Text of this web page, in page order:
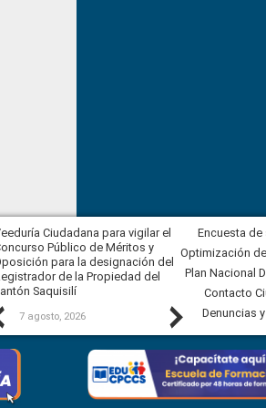
Previous
Ciudadana para vigilar el
Público de Méritos y
para la designación del
de la Propiedad del
Saquisilí
7 agosto, 2026
Veeduría
Ballenita del
7
Next
Encuesta de
Optimización
Plan Nacional
Contacto
Denuncias